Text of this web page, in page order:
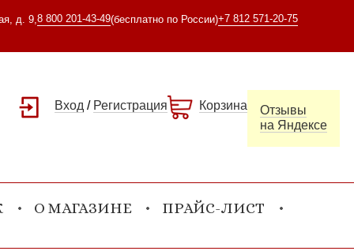
д. 9, 8 800 201-43-49(бесплатно по России)+7 812 571-20-75
Вход / Регистрация Корзина
Отзывы
на Яндексе
О МАГАЗИНЕ ПРАЙС-ЛИСТ